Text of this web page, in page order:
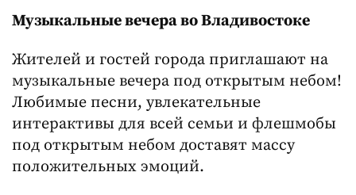
Музыкальные вечера во Владивостоке
Жителей и гостей города приглашают на
музыкальные вечера под открытым небом!
Любимые песни, увлекательные
интерактивы для всей семьи и флешмобы
под открытым небом доставят массу
положительных эмоций.